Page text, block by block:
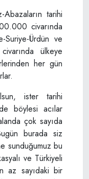
tarihi
civarında
Ürdün ve
ülkeye
her gün
ister tarihi
böylesi acılar
çok sayıda
burada siz
sunduğumuz bu
ve Türkiyeli
az sayıdaki bir